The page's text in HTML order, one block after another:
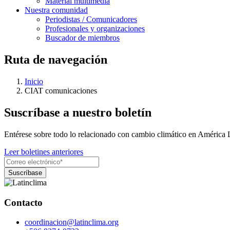
Nuestra comunidad
Periodistas / Comunicadores
Profesionales y organizaciones
Buscador de miembros
Ruta de navegación
Inicio
CIAT comunicaciones
Suscríbase a nuestro boletín
Entérese sobre todo lo relacionado con cambio climático en América
Leer boletines anteriores
Contacto
coordinacion@latinclima.org